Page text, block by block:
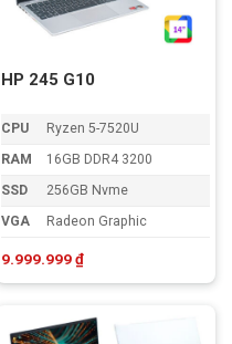
HP 245 G10
CPU
Ryzen 5-7520U
RAM
16GB DDR4 3200
SSD
256GB Nvme
VGA
Radeon Graphic
9.999.999₫